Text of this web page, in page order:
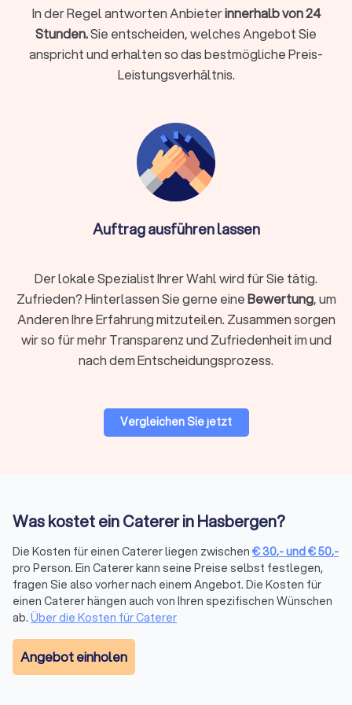
auf Tabletts gereicht. Sie ist ideal für Empfänge,
Netzwerkveranstaltungen oder Stehpartys, bei denen sich
Gäste frei bewegen können. Zu den Angeboten zählen etwa
Mini-Quiches, Wraps, Sushi, gefüllte Blätterteigtaschen und
Bruschetta. Vorteilhaft sind die interaktive Präsentation und
BBQ- und Grillservice
BBQ- und Grillservice eignen sich perfekt für Sommerfeste,
Gartenpartys und Firmenfeiern im Freien. Zur Auswahl stehen
American BBQ mit Pulled Pork, Beef Brisket und Spare Ribs
oder klassische Grillbuffets mit Bratwurst, Steaks,
Grillgemüse, Brot, Saucen sowie vegetarische und vegane
Wintergrillen und Indoor-BBQ an.
Frühstück / Brunch
Frühstücks- und Brunch-Catering kombiniert süße und
herzhafte Speisen für den Vormittag oder frühen Mittag.
Geschäftsfrühstücke, Familienfeiern am Wochenende oder
entspannte Team-Events.
Mittagszeit. Oft als Buffet oder in Lunch-Boxen serviert,
Besonders gefragt für Business-Meetings, Konferenzen,
Workshops oder regelmäßige Mitarbeiterversorgung.
Foodtruck
Foodtrucks bringen mobile Küche direkt auf Ihr Event. Von
frischer Pizza aus dem Holzofen über Burger und Döner bis
hin zu Bowls oder Tacos wird vieles direkt vor Ort zubereitet.
In der Regel antworten Anbieterinnerhalb von 24
Stunden.Sie entscheiden, welches Angebot Sie
anspricht und erhalten so das bestmögliche Preis-
Leistungsverhältnis.
Auftrag ausführen lassen
Der lokale Spezialist Ihrer Wahl wird für Sie tätig.
Zufrieden? Hinterlassen Sie gerne eineBewertung, um
Anderen Ihre Erfahrung mitzuteilen. Zusammen sorgen
wir so für mehr Transparenz und Zufriedenheit im und
nach dem Entscheidungsprozess.
Vergleichen Sie jetzt
Was kostet ein Caterer in Hasbergen?
Die Kosten für einen Caterer liegen zwischen €30,-und€50,-
pro Person. Ein Caterer kann seine Preise selbst festlegen,
fragen Sie also vorher nach einem Angebot. Die Kosten für
einen Caterer hängen auch von Ihren spezifischen Wünschen
ab. Über die Kosten für Caterer
Angebot einholen